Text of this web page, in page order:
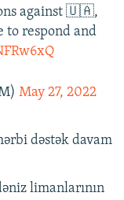
against 🇺🇦,
to respond and
May 27, 2022
dəstək davam
limanlarının